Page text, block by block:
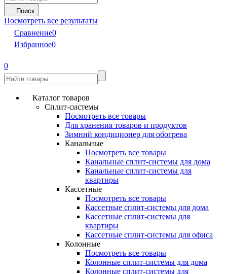
Поиск
Посмотреть все результаты
Сравнение0
Избранное0
0
Каталог товаров
Сплит-системы
Посмотреть все товары
Для хранения товаров и продуктов
Зимний кондиционер для обогрева
Канальные
Посмотреть все товары
Канальные сплит-системы для дома
Канальные сплит-системы для
квартиры
Кассетные
Посмотреть все товары
Кассетные сплит-системы для дома
Кассетные сплит-системы для
квартиры
Кассетные сплит-системы для офиса
Колонные
Посмотреть все товары
Колонные сплит-системы для дома
Колонные сплит-системы для